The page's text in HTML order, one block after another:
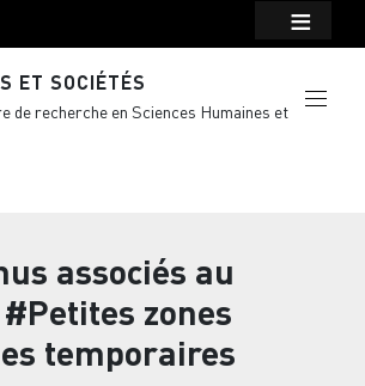
ET SOCIÉTÉS
de recherche en Sciences Humaines et
associés au
#Petites zones
temporaires